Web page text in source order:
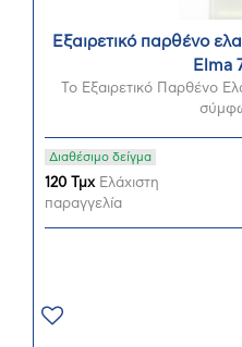
Εξαιρετικό παρθένο
Elma
Το Εξαιρετικό Παρθένο
Διαθέσιμο δείγμα
120 ΤμχΕλάχιστη
παραγγελία